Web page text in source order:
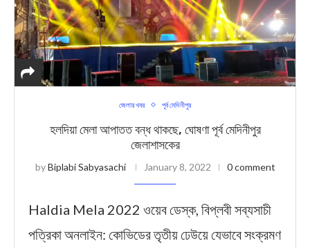
জেলার খবর পূর্ব মেদিনীপুর
হলদিয়া মেলা আপাতত বন্ধ থাকছে, ঘোষণা পূর্ব মেদিনীপুর
জেলাশাসকের
byBiplabi Sabyasachi January 8, 2022 0 comment
Haldia Mela 2022 ওয়েব ডেস্ক, বিপ্লবী সব্যসাচী
পত্রিকা অনলাইন: কোভিডের তৃতীয় ঢেউয়ে যেভাবে সংক্রমণ